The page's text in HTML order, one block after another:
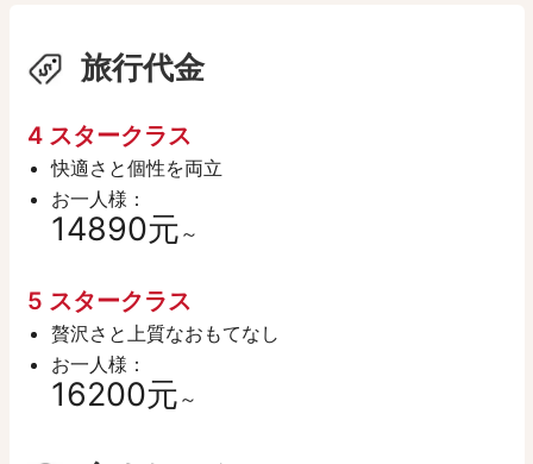
旅行代金
4 スタークラス
快適さと個性を両立
お一人様：
14890元 ～
5 スタークラス
贅沢さと上質なおもてなし
お一人様：
16200元 ～